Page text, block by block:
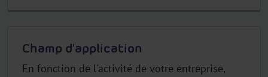
Champ d’application
En fonction de l'activité de votre entreprise,